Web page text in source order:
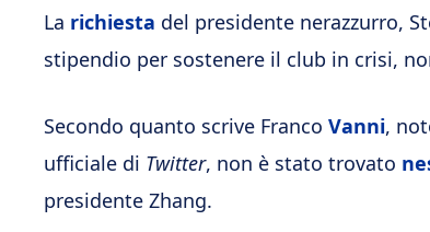
La richiesta del presidente nerazzurro,
stipendio per sostenere il club in crisi,
Secondo quanto scrive Franco Vanni,
ufficiale di Twitter, non è stato trovato
presidente Zhang.